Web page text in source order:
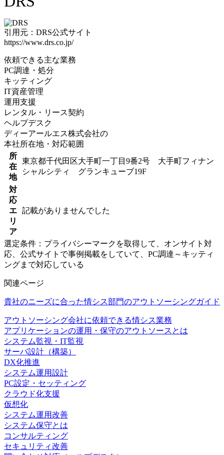
引用元：DRS公式サイト
https://www.drs.co.jp/
依頼できる主な業務
PC調達・処分
キッティング
IT資産管理
運用支援
レンタル・リース契約
ヘルプデスク
ディーアールエス株式会社の
本社所在地・対応範囲
所
在
地
東京都千代田区大手町一丁目9番2号 大手町フィナン
シャルシティ グランキューブ19F
対
応
エ
リ
ア
記載がありませんでした
選定条件：プライバシーマークを取得して、オンサイト対
応、公式サイトで事例掲載をしていて、PC調達～キッティ
ングまで対応している
関連ページ
貴社のニーズに合った情シス部門のアウトソーシングガイド
アウトソーシング会社に依頼できる情シス業務
アプリケーションの運用・保守のアウトソースとは
システム監視・IT監視
サーバ設計（構築）
DX化推進
システム運用設計
PC設定・セッティング
クラウド化支援
仮想化
システム運用改善
システム保守とは
コンサルティング
セキュリティ改善